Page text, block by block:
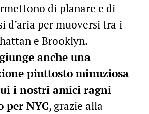
di planare e di
d’aria per muoversi tra i
e Brooklyn.
anche una
piuttosto minuziosa
i nostri amici ragni
per NYC, grazie alla